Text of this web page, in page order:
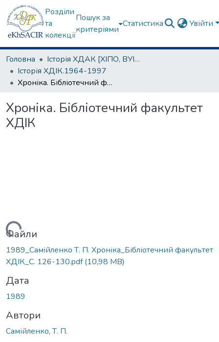
Розділи
та
колекції
Пошук за
критеріями
Статистика Увійти
Головна
Історія ХДАК [ХІПО, ВУІКО, УБІ, ХДБІ, ХДІК]
Історія ХДІК.1964-1997
Хроніка. Бібліотечний факультет ХДІК
Хроніка. Бібліотечний факультет
ХДІК
Вантажиться...
Файли
1989_Самійленко Т. П. Хроніка_Бібліотечний факультет
ХДІК_С. 126-130.pdf(10,98 MB)
Дата
1989
Автори
Самійленко, Т. П.